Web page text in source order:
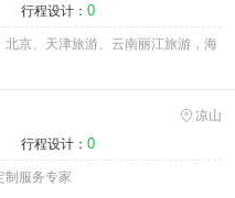
行程设计： 0
京、天津旅游、云南丽江旅游，海
凉山
行程设计： 0
制服务专家